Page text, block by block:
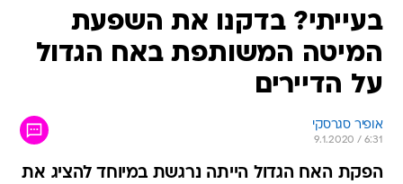
בעייתי? בדקנו את השפעת
המיטה המשותפת באח הגדול
על הדיירים
אופיר סגרסקי
9.1.2020 / 6:31
הפקת האח הגדול הייתה נרגשת במיוחד להציג את